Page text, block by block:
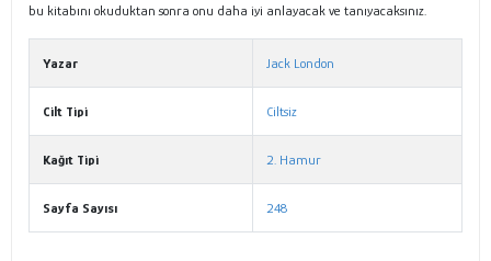
bu kitabını okuduktan sonra onu daha iyi anlayacak ve tanıyacaksınız.
Yazar Jack London
Cilt Tipi Ciltsiz
Kağıt Tipi 2. Hamur
Sayfa Sayısı 248